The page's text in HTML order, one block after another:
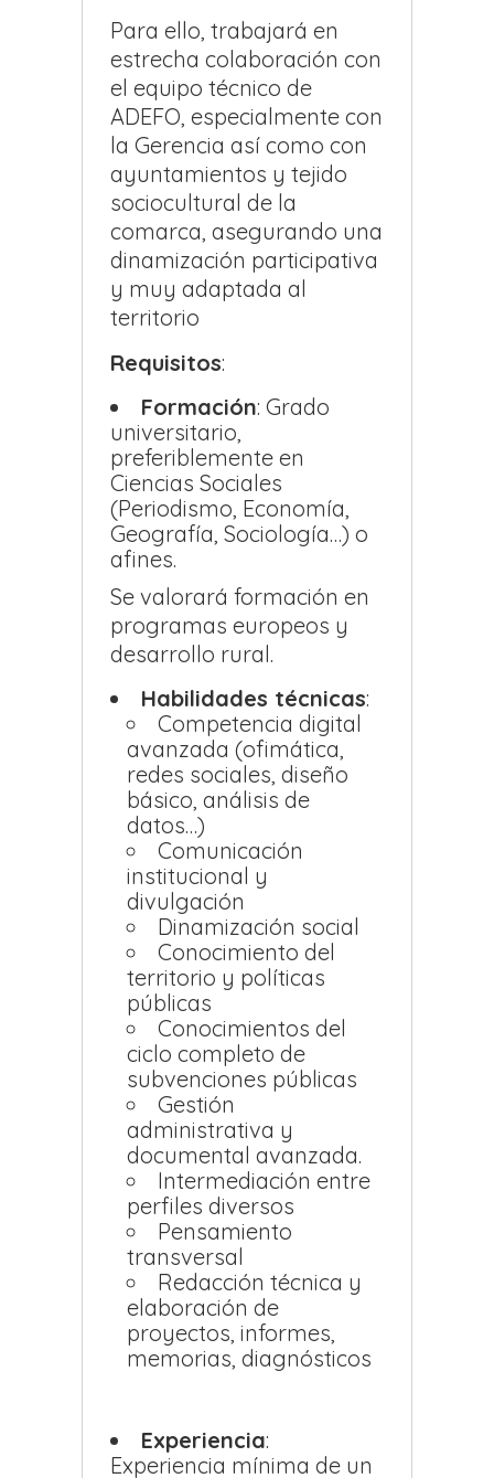
Para ello, trabajará en
estrecha colaboración con
el equipo técnico de
ADEFO, especialmente con
la Gerencia así como con
ayuntamientos y tejido
sociocultural de la
comarca, asegurando una
dinamización participativa
y muy adaptada al
territorio
Requisitos:
Formación: Grado
universitario,
preferiblemente en
Ciencias Sociales
(Periodismo, Economía,
Geografía, Sociología…) o
afines.
Se valorará formación en
programas europeos y
desarrollo rural.
Habilidades técnicas:
Competencia digital
avanzada (ofimática,
redes sociales, diseño
básico, análisis de
datos…)
Comunicación
institucional y
divulgación
Dinamización social
Conocimiento del
territorio y políticas
públicas
Conocimientos del
ciclo completo de
subvenciones públicas
Gestión
administrativa y
documental avanzada.
Intermediación entre
perfiles diversos
Pensamiento
transversal
Redacción técnica y
elaboración de
proyectos, informes,
memorias, diagnósticos
Experiencia:
Experiencia mínima de un